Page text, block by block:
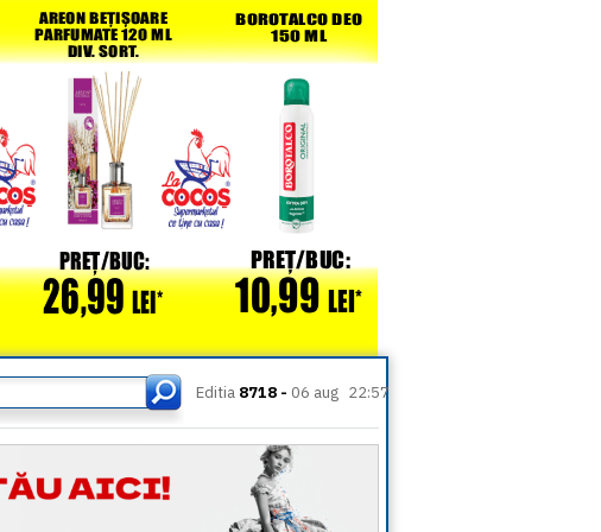
Editia 8718 - 06 aug 22:57